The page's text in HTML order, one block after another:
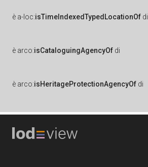
è a-loc:isTimeIndexedTypedLocationOf di
è arco:isCataloguingAgencyOf di
è arco:isHeritageProtectionAgencyOf di